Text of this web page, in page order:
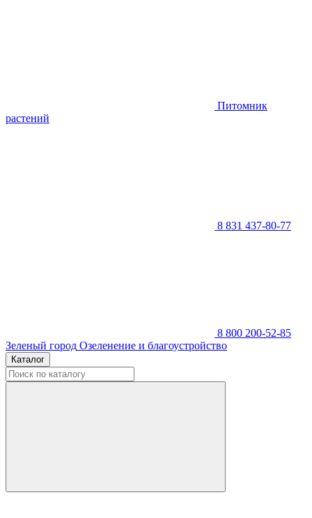
Питомник
растений
8 831 437-80-77
8 800 200-52-85
Зеленый город Озеленение и благоустройство
Каталог